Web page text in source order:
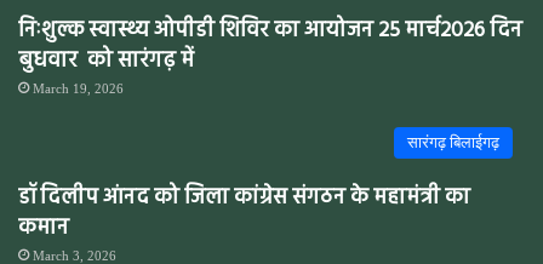
निःशुल्क स्वास्थ्य ओपीडी शिविर का आयोजन 25 मार्च2026 दिन
बुधवार को सारंगढ़ में
March 19, 2026
सारंगढ़ बिलाईगढ़
डॉ दिलीप आंनद को जिला कांग्रेस संगठन के महामंत्री का
कमान
March 3, 2026